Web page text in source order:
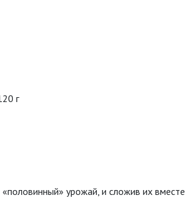
г
урожай, и сложив их вместе